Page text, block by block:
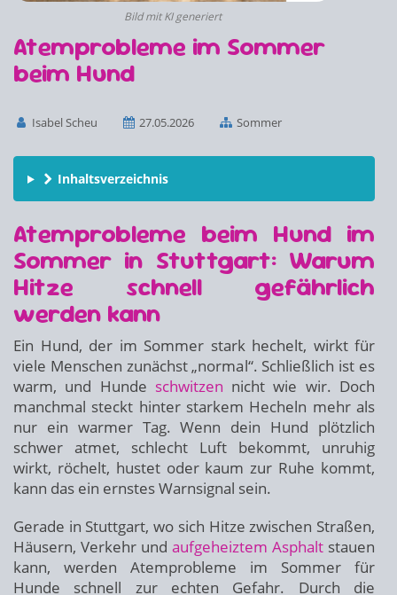
Bild mit KI generiert
Atemprobleme im Sommer
beim Hund
Isabel Scheu 27.05.2026 Sommer
Inhaltsverzeichnis
Atemprobleme beim Hund im
Sommer in Stuttgart: Warum
Hitze schnell gefährlich
werden kann
Ein Hund, der im Sommer stark hechelt, wirkt für
viele Menschen zunächst „normal“. Schließlich ist es
warm, und Hunde schwitzen nicht wie wir. Doch
manchmal steckt hinter starkem Hecheln mehr als
nur ein warmer Tag. Wenn dein Hund plötzlich
schwer atmet, schlecht Luft bekommt, unruhig
wirkt, röchelt, hustet oder kaum zur Ruhe kommt,
kann das ein ernstes Warnsignal sein.
Gerade in Stuttgart, wo sich Hitze zwischen Straßen,
Häusern, Verkehr und aufgeheiztem Asphalt stauen
kann, werden Atemprobleme im Sommer für
Hunde schnell zur echten Gefahr. Durch die